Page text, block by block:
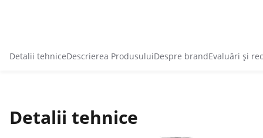
Detalii tehniceDescrierea ProdusuluiDespre brandEvaluări și
Detalii tehnice